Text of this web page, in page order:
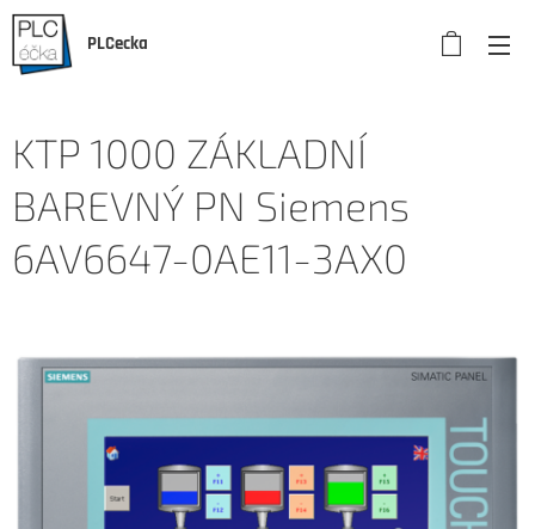
PLCecka
KTP 1000 ZÁKLADNÍ
BAREVNÝ PN Siemens
6AV6647-0AE11-3AX0